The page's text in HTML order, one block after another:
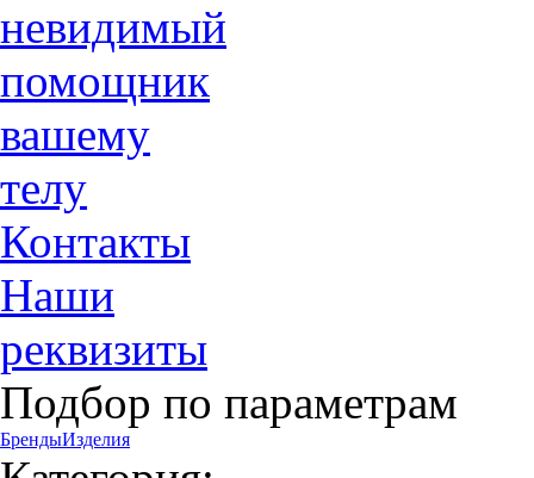
невидимый
помощник
вашему
телу
Контакты
Наши
реквизиты
Подбор по параметрам
БрендыИзделия